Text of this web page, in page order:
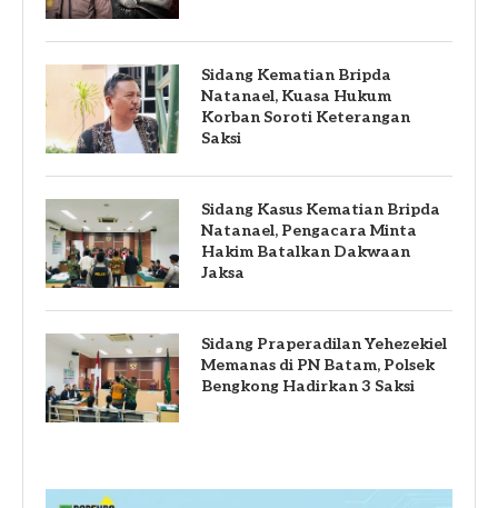
Sidang Kematian Bripda
Natanael, Kuasa Hukum
Korban Soroti Keterangan
Saksi
Sidang Kasus Kematian Bripda
Natanael, Pengacara Minta
Hakim Batalkan Dakwaan
Jaksa
Sidang Praperadilan Yehezekiel
Memanas di PN Batam, Polsek
Bengkong Hadirkan 3 Saksi